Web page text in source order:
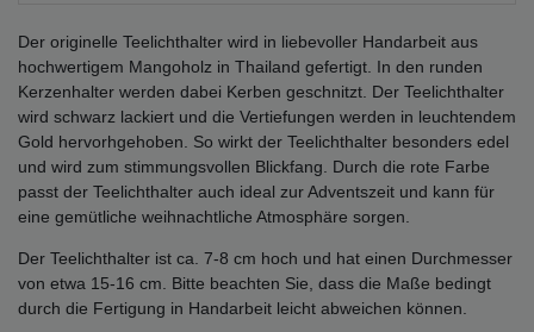
Der originelle Teelichthalter wird in liebevoller Handarbeit aus
hochwertigem Mangoholz in Thailand gefertigt. In den runden
Kerzenhalter werden dabei Kerben geschnitzt. Der Teelichthalter
wird schwarz lackiert und die Vertiefungen werden in leuchtendem
Gold hervorhgehoben. So wirkt der Teelichthalter besonders edel
und wird zum stimmungsvollen Blickfang. Durch die rote Farbe
passt der Teelichthalter auch ideal zur Adventszeit und kann für
eine gemütliche weihnachtliche Atmosphäre sorgen.
Der Teelichthalter ist ca. 7-8 cm hoch und hat einen Durchmesser
von etwa 15-16 cm. Bitte beachten Sie, dass die Maße bedingt
durch die Fertigung in Handarbeit leicht abweichen können.